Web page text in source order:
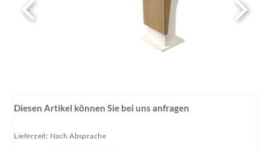
Diesen Artikel können Sie bei uns anfragen
Lieferzeit: Nach Absprache